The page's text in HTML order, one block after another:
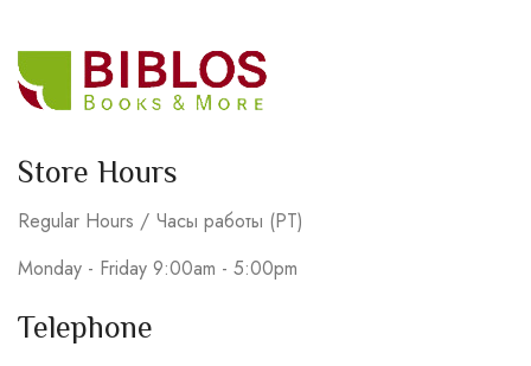
Store Hours
Regular Hours / Часы работы (PT)
Monday - Friday 9:00am - 5:00pm
Telephone